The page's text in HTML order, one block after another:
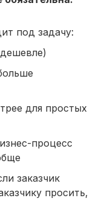
под задачу:
для простых
процесс
заказчик
просить,